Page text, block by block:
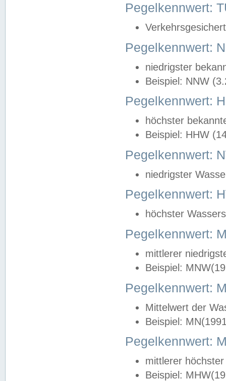
Pegelkennwert:
Pegelkennwert:
niedrigster
Beispiel: NNW
Pegelkennwert:
höchster
Beispiel: HHW
Pegelkennwert:
niedrigster
Pegelkennwert:
höchster
Pegelkennwert:
mittlerer
Beispiel:
Pegelkennwert:
Mittelwert der
Beispiel:
Pegelkennwert:
mittlerer
Beispiel: